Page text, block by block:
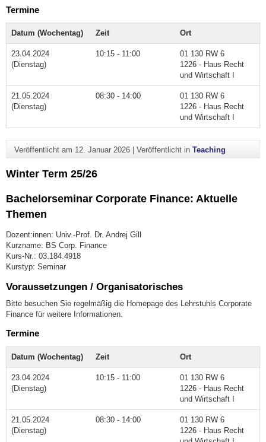
Termine
Datum (Wochentag) Zeit Ort
23.04.2024
(Dienstag)
10:15 - 11:00
01 130 RW 6
1226 - Haus Recht
und Wirtschaft I
21.05.2024
(Dienstag)
08:30 - 14:00
01 130 RW 6
1226 - Haus Recht
und Wirtschaft I
Veröffentlicht am 12. Januar 2026| Veröffentlicht in Teaching
Winter Term 25/26
Bachelorseminar Corporate Finance: Aktuelle
Themen
Dozent:innen: Univ.-Prof. Dr. Andrej Gill
Kurzname: BS Corp. Finance
Kurs-Nr.: 03.184.4918
Kurstyp: Seminar
Voraussetzungen / Organisatorisches
Bitte besuchen Sie regelmäßig die Homepage des Lehrstuhls Corporate
Finance für weitere Informationen.
Termine
Datum (Wochentag) Zeit Ort
23.04.2024
(Dienstag)
10:15 - 11:00
01 130 RW 6
1226 - Haus Recht
und Wirtschaft I
21.05.2024
(Dienstag)
08:30 - 14:00
01 130 RW 6
1226 - Haus Recht